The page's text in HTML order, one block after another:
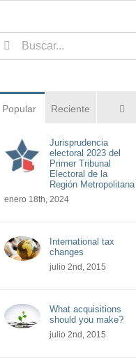
Popular Reciente
Jurisprudencia
electoral 2023 del
Primer Tribunal
Electoral de la
Región Metropolitana
enero 18th, 2024
International tax
changes
julio 2nd, 2015
What acquisitions
should you make?
julio 2nd, 2015